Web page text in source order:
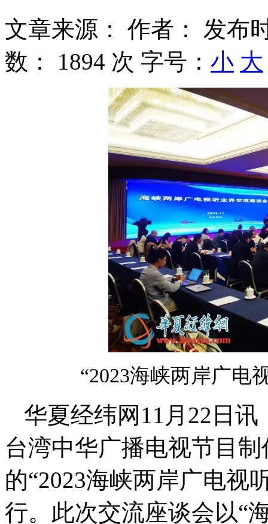
文章来源： 作者：
发布
数： 1894 次 字号： 小 大
“2023海峡两岸广电
华夏经纬网11月22日
台湾中华广播电视节目
的“2023海峡两岸广电视
行。此次交流座谈会以“